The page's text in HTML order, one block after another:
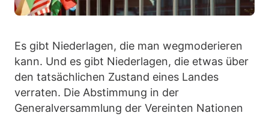
Es gibt Niederlagen, die man wegmoderieren
kann. Und es gibt Niederlagen, die etwas über
den tatsächlichen Zustand eines Landes
verraten. Die Abstimmung in der
Generalversammlung der Vereinten Nationen